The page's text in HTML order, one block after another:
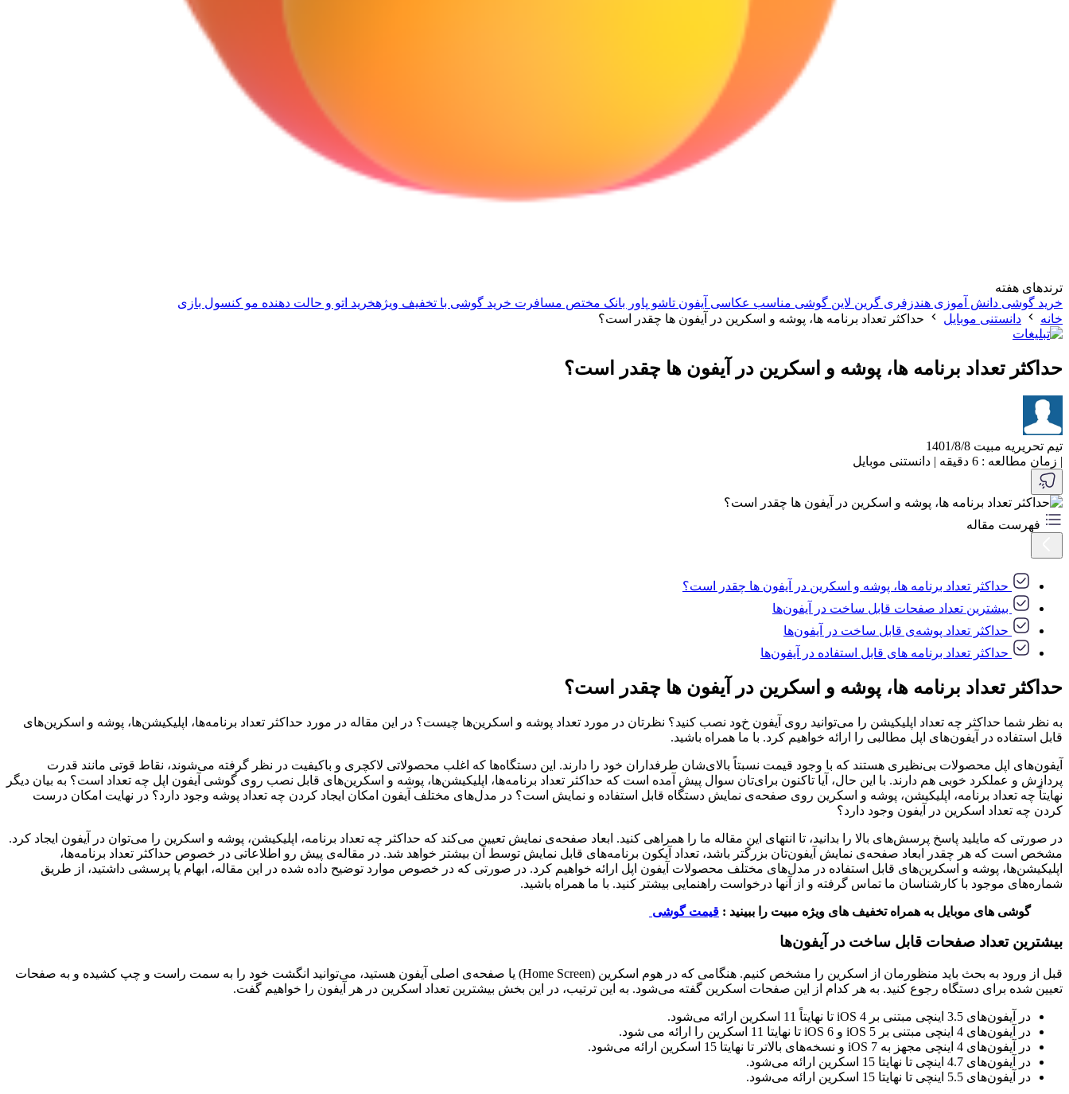
ترندهای هفته
خرید گوشی دانش آموزی هندزفری گرین لاین گوشی مناسب عکاسی آیفون تاشو پاور بانک مختص مسافرت خرید گوشی با تخفیف ویژهخرید اتو و حالت دهنده مو کنسول بازی
خانه
دانستنی موبایل حداکثر تعداد برنامه ها، پوشه و اسکرین در آیفون ها چقدر است؟
حداکثر تعداد برنامه ها، پوشه و اسکرین در آیفون ها چقدر است؟
تیم تحریریه مبیت 1401/8/8
| زمان مطالعه : 6 دقیقه | دانستنی موبایل
فهرست مقاله
حداکثر تعداد برنامه ها، پوشه و اسکرین در آیفون ها چقدر است؟
بیشترین تعداد صفحات قابل ساخت در آیفون‌ها
حداکثر تعداد پوشه‌ی قابل ساخت در آیفون‌ها
حداکثر تعداد برنامه های قابل استفاده در آیفون‌ها
حداکثر تعداد برنامه ها، پوشه و اسکرین در آیفون ها چقدر است؟
به نظر شما حداکثر چه تعداد اپلیکیشن را می‌توانید روی آیفون خود نصب کنید؟ نظرتان در مورد تعداد پوشه و اسکرین‌ها چیست؟ در این مقاله در مورد حداکثر تعداد برنامه‌ها، اپلیکیشن‌ها، پوشه و اسکرین‌های
قابل استفاده در آیفون‌های اپل مطالبی را ارائه خواهیم کرد. با ما همراه باشید.
آیفون‌های اپل محصولات بی‌نظیری هستند که با وجود قیمت نسبتاً بالای‌شان طرفداران خود را دارند. این دستگاه‌ها که اغلب محصولاتی لاکچری و باکیفیت در نظر گرفته می‌شوند، نقاط قوتی مانند قدرت
پردازش و عملکرد خوبی هم دارند. با این حال، آیا تاکنون برای‌تان سوال پیش آمده است که حداکثر تعداد برنامه‌ها، اپلیکیشن‌ها، پوشه و اسکرین‌های قابل نصب روی گوشی آیفون اپل چه تعداد است؟ به بیان دیگر
نهایتاً چه تعداد برنامه، اپلیکیشن، پوشه و اسکرین روی صفحه‌ی نمایش دستگاه قابل استفاده و نمایش است؟ در مدل‌های مختلف آیفون امکان ایجاد کردن چه تعداد پوشه وجود دارد؟ در نهایت امکان درست
کردن چه تعداد اسکرین در آیفون وجود دارد؟
در صورتی که مایلید پاسخ پرسش‌های بالا را بدانید، تا انتهای این مقاله ما را همراهی کنید. ابعاد صفحه‌ی نمایش تعیین می‌کند که حداکثر چه تعداد برنامه، اپلیکیشن، پوشه و اسکرین‌ را می‌توان در آیفون ایجاد کرد.
مشخص است که هر چقدر ابعاد صفحه‌ی نمایش آیفون‌تان بزرگتر باشد، تعداد آیکون برنامه‌های قابل نمایش توسط آن بیشتر خواهد شد. در مقاله‌ی پیش رو اطلاعاتی در خصوص حداکثر تعداد برنامه‌ها،
اپلیکیشن‌ها، پوشه و اسکرین‌های قابل استفاده در مدل‌های مختلف محصولات آیفون اپل ارائه خواهیم کرد. در صورتی که در خصوص موارد توضیح داده شده در این مقاله، ابهام یا پرسشی داشتید، از طریق
شماره‌های موجود با کارشناسان ما تماس گرفته و از آنها درخواست راهنمایی بیشتر کنید. با ما همراه باشید.
گوشی های موبایل به همراه تخفیف های ویژه مبیت را ببینید : قیمت گوشی
بیشترین تعداد صفحات قابل ساخت در آیفون‌ها
قبل از ورود به بحث باید منظورمان از اسکرین را مشخص کنیم. هنگامی که در هوم اسکرین (Home Screen) یا صفحه‌ی اصلی آیفون هستید، می‌توانید انگشت خود را به سمت راست و چپ کشیده و به صفحات
تعیین شده برای دستگاه رجوع کنید. به هر کدام از این صفحات اسکرین گفته می‌شود. به این ترتیب، در این بخش بیشترین تعداد اسکرین در هر آیفون را خواهیم گفت.
در آیفون‌های 3.5 اینچی مبتنی بر iOS 4 تا نهایتاً 11 اسکرین ارائه می‌شود.
در آیفون‌های 4 اینچی مبتنی بر iOS 5 و iOS 6 تا نهایتا 11 اسکرین را ارائه می شود.
در آیفون‌های 4 اینچی مجهز به iOS 7 و نسخه‌های بالاتر تا نهایتا 15 اسکرین ارائه می‌شود.
در آیفون‌های 4.7 اینچی تا نهایتا 15 اسکرین ارائه می‌شود.
در آیفون‌های 5.5 اینچی تا نهایتا 15 اسکرین ارائه می‌شود.